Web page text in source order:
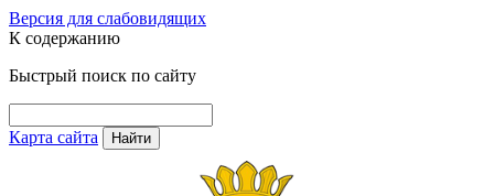
Версия для слабовидящих
К содержанию
Быстрый поиск по сайту
Карта сайта Найти